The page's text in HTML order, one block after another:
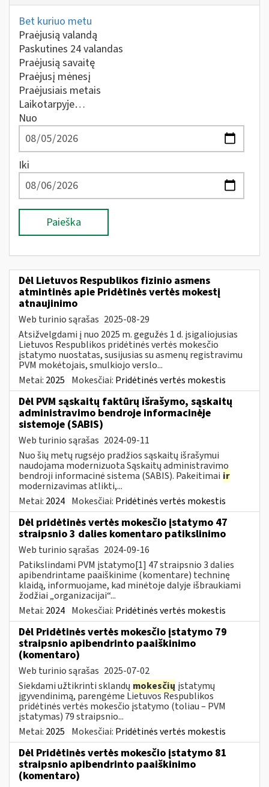
Bet kuriuo metu
Praėjusią valandą
Paskutines 24 valandas
Praėjusią savaitę
Praėjusį mėnesį
Praėjusiais metais
Laikotarpyje…
Nuo
Iki
Paieška
Dėl Lietuvos Respublikos fizinio asmens
atmintinės apie Pridėtinės vertės mokestį
atnaujinimo
Web turinio sąrašas 2025-08-29
Atsižvelgdami į nuo 2025 m. gegužės 1 d. įsigaliojusias
Lietuvos Respublikos pridėtinės vertės mokesčio
įstatymo nuostatas, susijusias su asmenų registravimu
PVM mokėtojais, smulkiojo verslo...
Metai: 2025 Mokesčiai: Pridėtinės vertės mokestis
Dėl PVM sąskaitų faktūrų išrašymo, sąskaitų
administravimo bendroje informacinėje
sistemoje (SABIS)
Web turinio sąrašas 2024-09-11
Nuo šių metų rugsėjo pradžios sąskaitų išrašymui
naudojama modernizuota Sąskaitų administravimo
bendroji informacinė sistema (SABIS). Pakeitimai ir
modernizavimas atlikti,...
Metai: 2024 Mokesčiai: Pridėtinės vertės mokestis
Dėl pridėtinės vertės mokesčio įstatymo 47
straipsnio 3 dalies komentaro patikslinimo
Web turinio sąrašas 2024-09-16
Patikslindami PVM įstatymo[1] 47 straipsnio 3 dalies
apibendrintame paaiškinime (komentare) techninę
klaidą, informuojame, kad minėtoje dalyje išbraukiami
žodžiai „organizacijai“...
Metai: 2024 Mokesčiai: Pridėtinės vertės mokestis
Dėl Pridėtinės vertės mokesčio įstatymo 79
straipsnio apibendrinto paaiškinimo
(komentaro)
Web turinio sąrašas 2025-07-02
Siekdami užtikrinti sklandų mokesčių įstatymų
įgyvendinimą, parengėme Lietuvos Respublikos
pridėtinės vertės mokesčio įstatymo (toliau – PVM
įstatymas) 79 straipsnio...
Metai: 2025 Mokesčiai: Pridėtinės vertės mokestis
Dėl Pridėtinės vertės mokesčio įstatymo 81
straipsnio apibendrinto paaiškinimo
(komentaro)